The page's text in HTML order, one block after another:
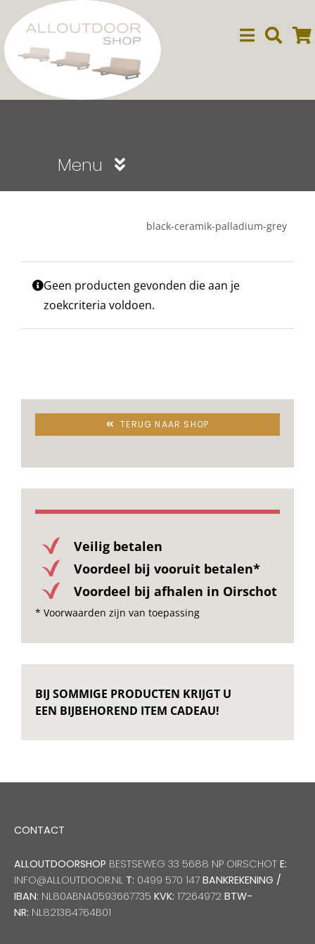
naar
inhoud
Menu
Lounge
Banken
Ligbedden
Decoratie kussens
Buitenkleden
Onderhoud
black-ceramik-palladium-grey
Geen producten gevonden die aan je
zoekcriteria voldoen.
TERUG NAAR SHOP
Veilig betalen
Voordeel bij vooruit betalen*
Voordeel bij afhalen in Oirschot
* Voorwaarden zijn van toepassing
BIJ SOMMIGE PRODUCTEN KRIJGT U
EEN BIJBEHOREND ITEM CADEAU!
CONTACT
ALLOUTDOORSHOP BESTSEWEG 33 5688 NP OIRSCHOT E:
INFO@ALLOUTDOOR.NL T: 0499 570 147 BANKREKENING /
IBAN: NL80ABNA0593667735 KVK: 17264972 BTW-
NR: NL821384764B01